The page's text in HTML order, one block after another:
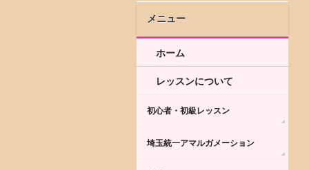
メニュー
ホーム
レッスンについて
初心者・初級レッスン
埼玉統一アマルガメーション